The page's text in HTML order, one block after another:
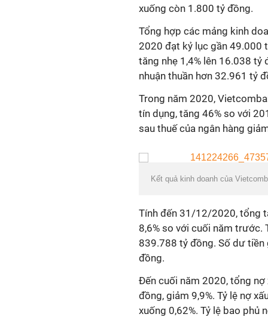
xuống còn 1.800 tỷ đồng.
Tổng hợp các mảng kinh
2020 đạt kỷ lục gần 49.000
tăng nhẹ 1,4% lên 16.038 tỷ
nhuận thuần hơn 32.961 tỷ
Trong năm 2020,
tín dụng, tăng 46% so với
sau thuế của ngân hàng
Kết quả kinh doanh của
Tính đến 31/12/2020, tổng
8,6% so với cuối năm trước.
839.788 tỷ đồng. Số dư tiền
đồng.
Đến cuối năm 2020, tổng
đồng, giảm 9,9%. Tỷ lệ nợ
xuống 0,62%. Tỷ lệ bao phủ